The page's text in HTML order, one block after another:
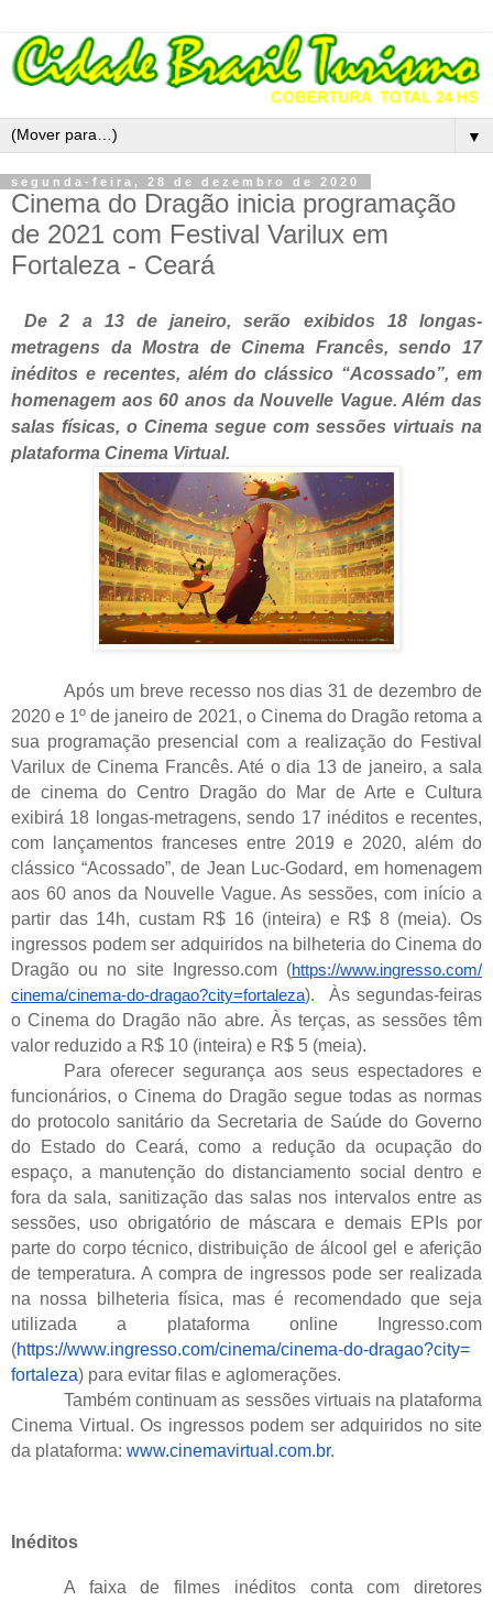
▼
segunda-feira, 28 de dezembro de 2020
Cinema do Dragão inicia programação
de 2021 com Festival Varilux em
Fortaleza - Ceará
De 2 a 13 de janeiro, serão exibidos 18 longas-
metragens da Mostra de Cinema Francês, sendo 17
inéditos e recentes, além do clássico “Acossado”, em
homenagem aos 60 anos da Nouvelle Vague. Além das
salas físicas, o Cinema segue com sessões virtuais na
plataforma Cinema Virtual.
Após um breve recesso nos dias 31 de dezembro de
2020 e 1º de janeiro de 2021, o Cinema do Dragão retoma a
sua programação presencial com a realização do Festival
Varilux de Cinema Francês. Até o dia 13 de janeiro, a sala
de cinema do Centro Dragão do Mar de Arte e Cultura
exibirá 18 longas-metragens, sendo 17 inéditos e recentes,
com lançamentos franceses entre 2019 e 2020, além do
clássico “Acossado”, de Jean Luc-Godard, em homenagem
aos 60 anos da Nouvelle Vague. As sessões, com início a
partir das 14h, custam R$ 16 (inteira) e R$ 8 (meia). Os
ingressos podem ser adquiridos na bilheteria do Cinema do
Dragão ou no site Ingresso.com (https://www.ingresso.com/
cinema/cinema-do-dragao?city=fortaleza).  Às segundas-feiras
o Cinema do Dragão não abre. Às terças, as sessões têm
valor reduzido a R$ 10 (inteira) e R$ 5 (meia).
Para oferecer segurança aos seus espectadores e
funcionários, o Cinema do Dragão segue todas as normas
do protocolo sanitário da Secretaria de Saúde do Governo
do Estado do Ceará, como a redução da ocupação do
espaço, a manutenção do distanciamento social dentro e
fora da sala, sanitização das salas nos intervalos entre as
sessões, uso obrigatório de máscara e demais EPIs por
parte do corpo técnico, distribuição de álcool gel e aferição
de temperatura. A compra de ingressos pode ser realizada
na nossa bilheteria física, mas é recomendado que seja
utilizada a plataforma online Ingresso.com
(https://www.ingresso.com/cinema/cinema-do-dragao?city=
fortaleza) para evitar filas e aglomerações.
Também continuam as sessões virtuais na plataforma
Cinema Virtual. Os ingressos podem ser adquiridos no site
da plataforma: www.cinemavirtual.com.br.
Inéditos
A faixa de filmes inéditos conta com diretores